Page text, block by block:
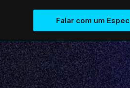
Falar com um